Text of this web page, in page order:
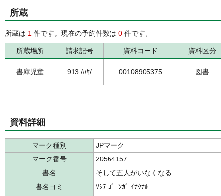
所蔵
所蔵は 1 件です。現在の予約件数は 0 件です。
所蔵場所 請求記号 資料コード 資料区分
書庫児童 913 /ﾊﾔ/ 00108905375 図書
資料詳細
マーク種別
JPマーク
マーク番号
20564157
書名
そして五人がいなくなる
書名ヨミ
ｿｼﾃ ｺﾞﾆﾝｶﾞ ｲﾅｸﾅﾙ